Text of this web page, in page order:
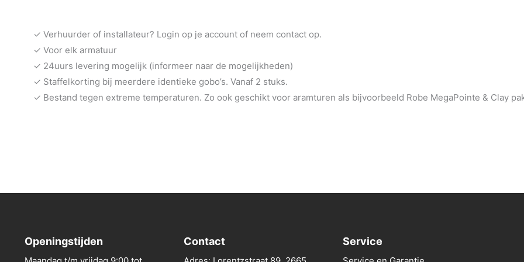
✓ Verhuurder of installateur? Login op je account of neem contact op.
✓ Voor elk armatuur
✓ 24uurs levering mogelijk (informeer naar de mogelijkheden)
✓ Staffelkorting bij meerdere identieke gobo’s. Vanaf 2 stuks.
✓ Bestand tegen extreme temperaturen. Zo ook geschikt voor aramturen als bijvoorbeeld Robe MegaPointe & Clay
Openingstijden Contact Service